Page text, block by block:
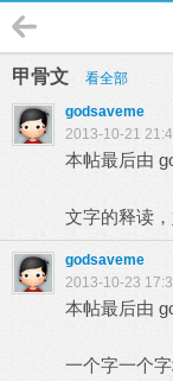
甲骨文
看全部
godsaveme
2013-10-21
本帖最后由
文字的释读
godsaveme
2013-10-23
本帖最后由
一个字一个